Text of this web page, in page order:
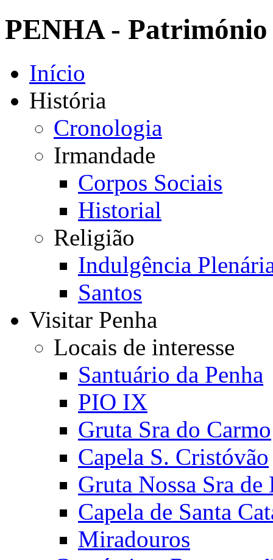
PENHA -
Início
História
Cronologia
Irmandade
Corpos Sociais
Historial
Religião
Indulgência
Santos
Visitar Penha
Locais de interesse
Santuário da Penha
PIO IX
Gruta Sra do Carmo
Capela S. Cristóvão
Gruta Nossa Sra de
Capela de Santa
Miradouros